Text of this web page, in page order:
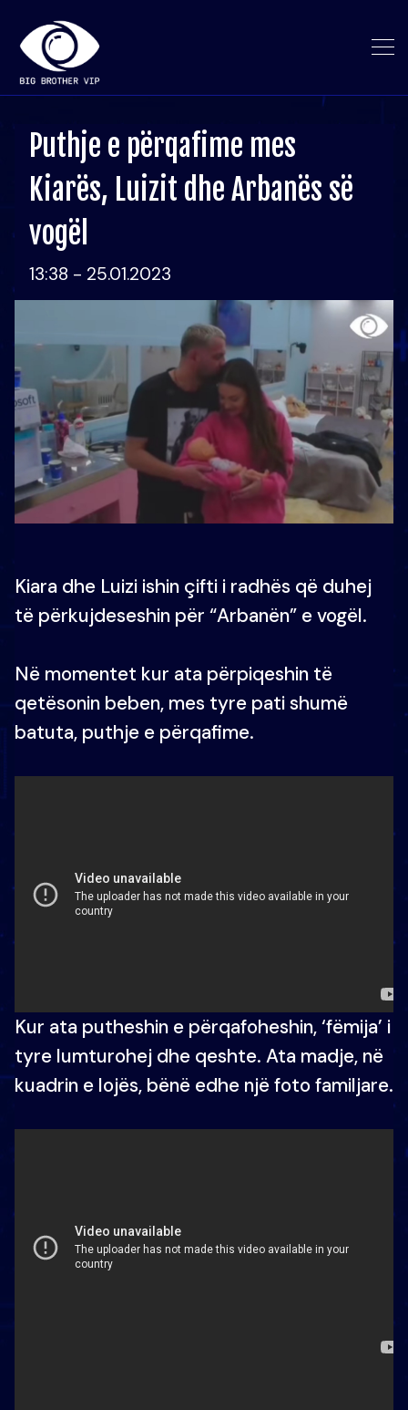
Puthje e përqafime mes
Kiarës, Luizit dhe Arbanës së
vogël
13:38 - 25.01.2023
Kiara dhe Luizi ishin çifti i radhës që duhej
të përkujdeseshin për “Arbanën” e vogël.
Në momentet kur ata përpiqeshin të
qetësonin beben, mes tyre pati shumë
batuta, puthje e përqafime.
Kur ata putheshin e përqafoheshin, ‘fëmija’ i
tyre lumturohej dhe qeshte. Ata madje, në
kuadrin e lojës, bënë edhe një foto familjare.